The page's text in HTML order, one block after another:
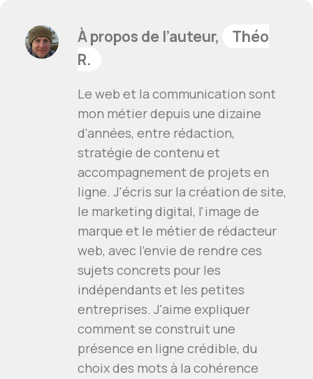
À propos de l’auteur,
Théo
R.
Le web et la communication sont
mon métier depuis une dizaine
d'années, entre rédaction,
stratégie de contenu et
accompagnement de projets en
ligne. J'écris sur la création de site,
le marketing digital, l'image de
marque et le métier de rédacteur
web, avec l'envie de rendre ces
sujets concrets pour les
indépendants et les petites
entreprises. J'aime expliquer
comment se construit une
présence en ligne crédible, du
choix des mots à la cohérence